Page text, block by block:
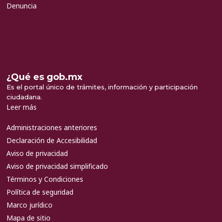
Denuncia
¿Qué es gob.mx
Es el portal único de trámites, información y participación
ciudadana.
Leer más
Administraciones anteriores
Declaración de Accesibilidad
Aviso de privacidad
Aviso de privacidad simplificado
Términos y Condiciones
Política de seguridad
Marco jurídico
Mapa de sitio